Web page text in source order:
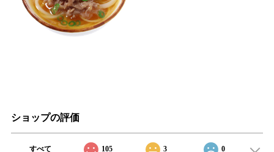
ショップの評価
すべて 105 3 0